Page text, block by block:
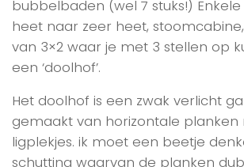
bubbelbaden (wel 7 stuks!) Enkele
heet naar zeer heet,
van 3×2 waar je met 3 stellen op
een ‘doolhof’.
Het doolhof is een zwak verlicht
gemaakt van horizontale planken
ligplekjes. ik moet een beetje
schutting waarvan de planken